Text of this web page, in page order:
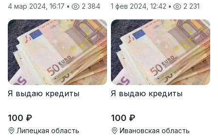
4 мар 2024, 16:17 • 2 384
1 фев 2024, 12:42 • 2 231
Я выдаю кредиты
100 ₽
Липецкая область
Я выдаю кредиты
100 ₽
Ивановская область